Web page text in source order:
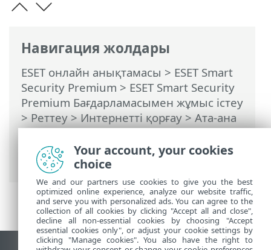
Навигация жолдары
ESET онлайн анықтамасы > ESET Smart
Security Premium > ESET Smart Security
Premium Бағдарламасымен жұмыс істеу
> Реттеу>Интернетті қорғау>Ата-ана
бақылау> Диалог терезелері - Parental
Control > Пайдаланушыдан
ерекшелікті көшіру
Your account, your cookies
choice
We and our partners use cookies to give you the best
optimized online experience, analyze our website traffic,
and serve you with personalized ads. You can agree to the
collection of all cookies by clicking "Accept all and close",
decline all non-essential cookies by choosing "Accept
essential cookies only", or adjust your cookie settings by
clicking "Manage cookies". You also have the right to